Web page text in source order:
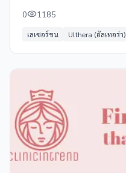
0 1185
เลเซอร์ขน Ulthera (อัลเทอร่า)